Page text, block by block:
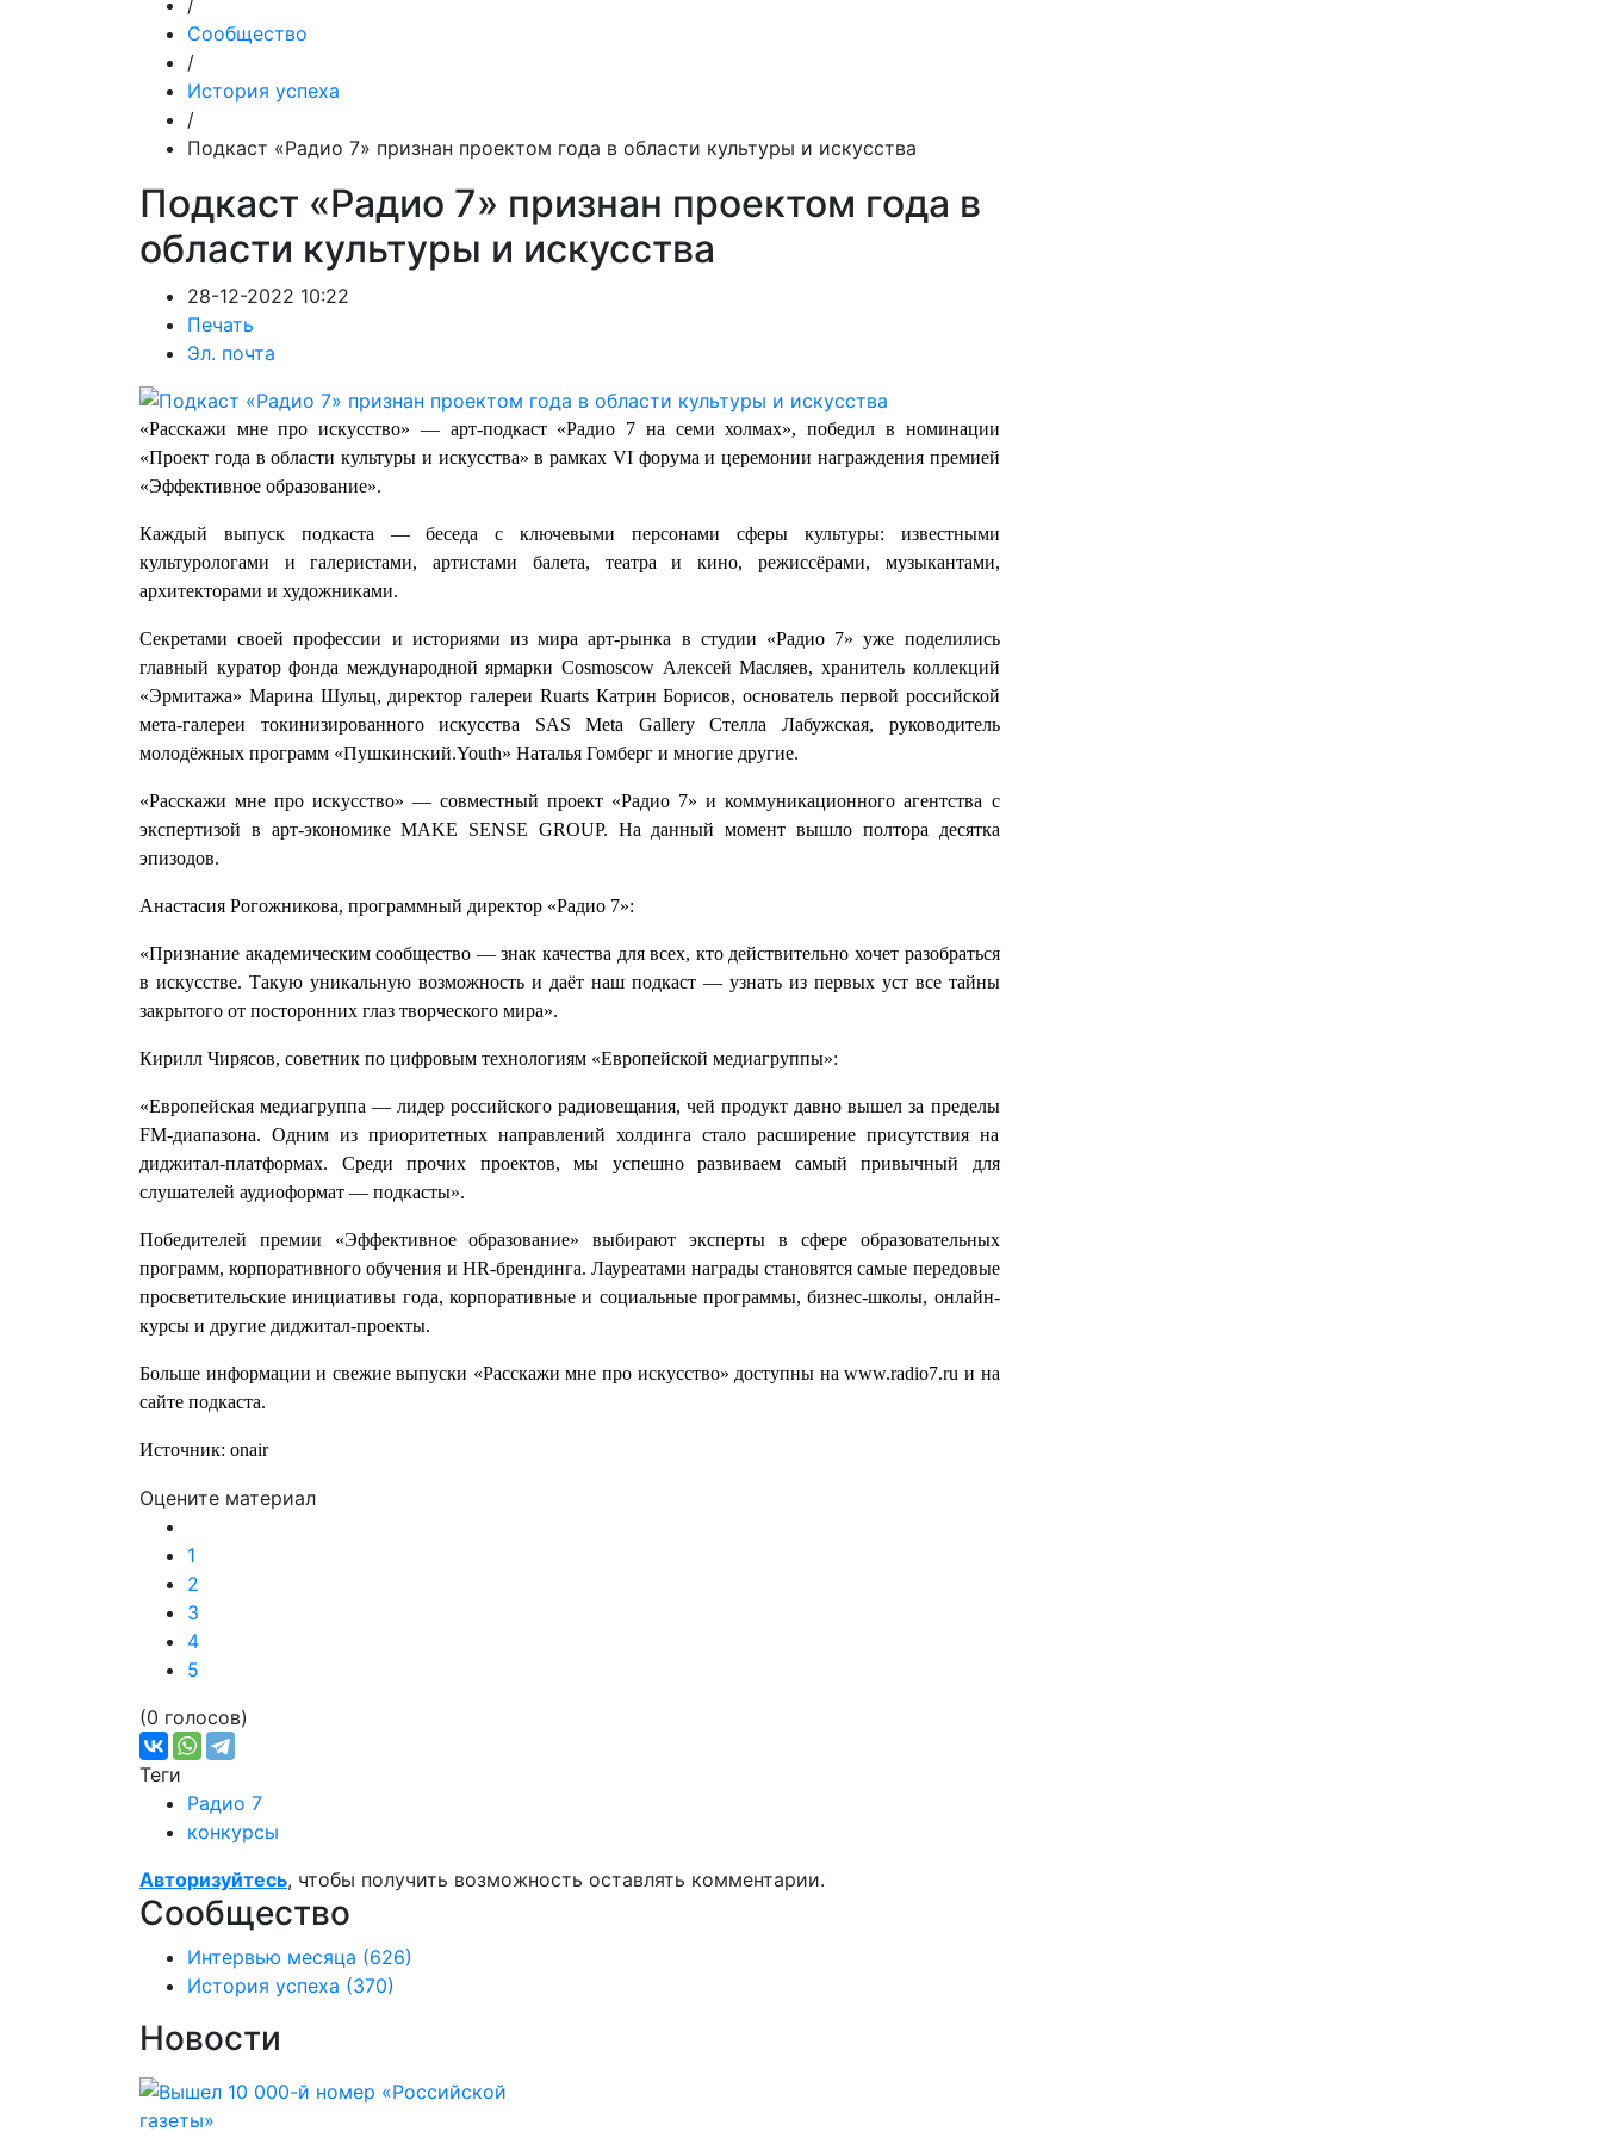
/
Сообщество
/
История успеха
/
Подкаст «Радио 7» признан проектом года в области культуры и искусства
Подкаст «Радио 7» признан проектом года в
области культуры и искусства
28-12-2022 10:22
Печать
Эл. почта
«Расскажи мне про искусство» — арт-подкаст «Радио 7 на семи холмах», победил в номинации
«Проект года в области культуры и искусства» в рамках VI форума и церемонии награждения премией
«Эффективное образование».
Каждый выпуск подкаста — беседа с ключевыми персонами сферы культуры: известными
культурологами и галеристами, артистами балета, театра и кино, режиссёрами, музыкантами,
архитекторами и художниками.
Секретами своей профессии и историями из мира арт-рынка в студии «Радио 7» уже поделились
главный куратор фонда международной ярмарки Cosmoscow Алексей Масляев, хранитель коллекций
«Эрмитажа» Марина Шульц, директор галереи Ruarts Катрин Борисов, основатель первой российской
мета-галереи токинизированного искусства SAS Meta Gallery Стелла Лабужская, руководитель
молодёжных программ «Пушкинский.Youth» Наталья Гомберг и многие другие.
«Расскажи мне про искусство» — совместный проект «Радио 7» и коммуникационного агентства с
экспертизой в арт-экономике MAKE SENSE GROUP. На данный момент вышло полтора десятка
эпизодов.
Анастасия Рогожникова, программный директор «Радио 7»:
«Признание академическим сообщество — знак качества для всех, кто действительно хочет разобраться
в искусстве. Такую уникальную возможность и даёт наш подкаст — узнать из первых уст все тайны
закрытого от посторонних глаз творческого мира».
Кирилл Чирясов, советник по цифровым технологиям «Европейской медиагруппы»:
«Европейская медиагруппа — лидер российского радиовещания, чей продукт давно вышел за пределы
FM-диапазона. Одним из приоритетных направлений холдинга стало расширение присутствия на
диджитал-платформах. Среди прочих проектов, мы успешно развиваем самый привычный для
слушателей аудиоформат — подкасты».
Победителей премии «Эффективное образование» выбирают эксперты в сфере образовательных
программ, корпоративного обучения и HR-брендинга. Лауреатами награды становятся самые передовые
просветительские инициативы года, корпоративные и социальные программы, бизнес-школы, онлайн-
курсы и другие диджитал-проекты.
Больше информации и свежие выпуски «Расскажи мне про искусство» доступны на www.radio7.ru и на
сайте подкаста.
Источник: onair
Оцените материал
1
2
3
4
5
(0 голосов)
Теги
Радио 7
конкурсы
Авторизуйтесь, чтобы получить возможность оставлять комментарии.
Сообщество
Интервью месяца (626)
История успеха (370)
Новости